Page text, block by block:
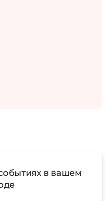
в вашем